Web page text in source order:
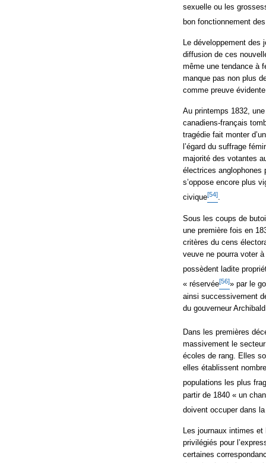
sexuelle ou les
bon fonctionnement
Le développement des
diffusion de ces
même une tendance à
manque pas non plus
comme preuve
Au printemps 1832,
canadiens-français
tragédie fait monter
l’égard du suffrage
majorité des votantes
électrices anglophones
s’oppose encore plus
civique[54].
Sous les coups de
une première fois en
critères du cens
veuve ne pourra voter
possèdent ladite
« réservée[56]» par le
ainsi successivement
du gouverneur
Dans les premières
massivement le
écoles de rang. Elles
elles établissent
populations les plus
partir de 1840 « un
doivent occuper dans
Les journaux intimes
privilégiés pour
certaines